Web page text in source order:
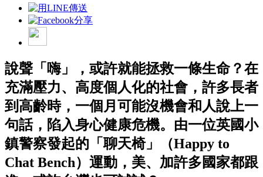
說聲「嗨」，或許就能拯救一條生命？在
充滿壓力、高度個人化的社會，許多長者
到高齡時，一個月可能沒機會和人說上一
句話，陷入身心健康危機。由一位英國小
鎮警察發起的「聊天椅」（Happy to
Chat Bench）運動，美、加許多國家都跟